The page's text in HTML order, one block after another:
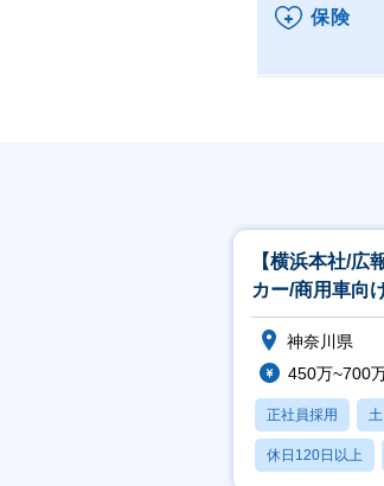
保険
【横浜本社/広
カー/商⽤⾞向
神奈川県
450万~700
正社員採用
休日120日以上